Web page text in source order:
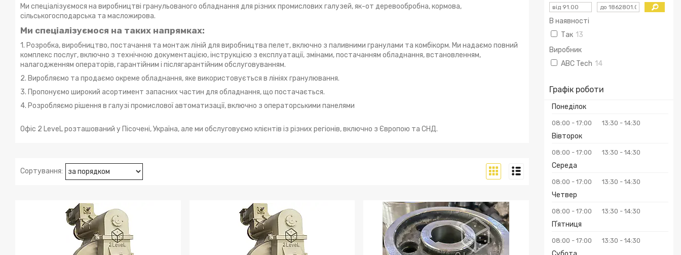
В наявності
Так 13
Виробник
ABC Tech 14
Графік роботи
Понеділок
08:00 17:00 13:30 14:30
Вівторок
08:00 17:00 13:30 14:30
Середа
08:00 17:00 13:30 14:30
Четвер
08:00 17:00 13:30 14:30
Пʼятниця
08:00 17:00 13:30 14:30
Ми спеціалізуємося на виробництві гранульованого обладнання для різних промислових галузей, як-от деревообробна, кормова,
сільськогосподарська та масложирова.
Ми спеціалізуємося на таких напрямках:
1. Розробка, виробництво, постачання та монтаж ліній для виробництва пелет, включно з паливними гранулами та комбікорм. Ми надаємо повний
комплекс послуг, включно з технічною документацією, інструкцією з експлуатації, змінами, постачанням обладнання, встановленням,
налагодженням операторів, гарантійним і післягарантійним обслуговуванням.
2. Виробляємо та продаємо окреме обладнання, яке використовується в лініях гранулювання.
3. Пропонуємо широкий асортимент запасних частин для обладнання, що постачається.
4. Розробляємо рішення в галузі промислової автоматизації, включно з операторськими панелями
Офіс 2 LeveL розташований у Пісочені, Україна, але ми обслуговуємо клієнтів із різних регіонів, включно з Європою та СНД.